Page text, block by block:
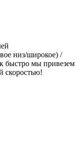
низ/широкое) /
быстро мы привезем
скоростью!